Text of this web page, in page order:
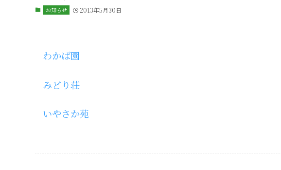
お知らせ 2013年5月30日
わかば園
みどり荘
いやさか苑